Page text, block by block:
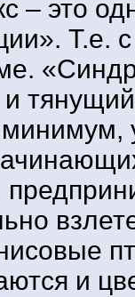
– это
Т.е.
минимум,
и